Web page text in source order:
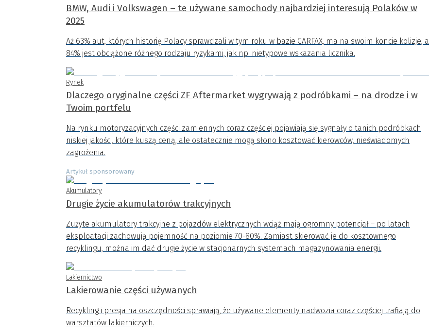
BMW, Audi i Volkswagen – te używane samochody najbardziej interesują Polaków w
2025
Aż 63% aut, których historię Polacy sprawdzali w tym roku w bazie CARFAX, ma na swoim koncie kolizje, a
84% jest obciążone różnego rodzaju ryzykami, jak np. nietypowe wskazania licznika.
Rynek
Dlaczego oryginalne części ZF Aftermarket wygrywają z podróbkami – na drodze i w
Twoim portfelu
Na rynku motoryzacyjnych części zamiennych coraz częściej pojawiają się sygnały o tanich podróbkach
niskiej jakości, które kuszą ceną, ale ostatecznie mogą słono kosztować kierowców, nieświadomych
zagrożenia.
Artykuł sponsorowany
Akumulatory
Drugie życie akumulatorów trakcyjnych
Zużyte akumulatory trakcyjne z pojazdów elektrycznych wciąż mają ogromny potencjał – po latach
eksploatacji zachowują pojemność na poziomie 70-80%. Zamiast skierować je do kosztownego
recyklingu, można im dać drugie życie w stacjonarnych systemach magazynowania energii.
Lakiernictwo
Lakierowanie części używanych
Recykling i presja na oszczędności sprawiają, że używane elementy nadwozia coraz częściej trafiają do
warsztatów lakierniczych.